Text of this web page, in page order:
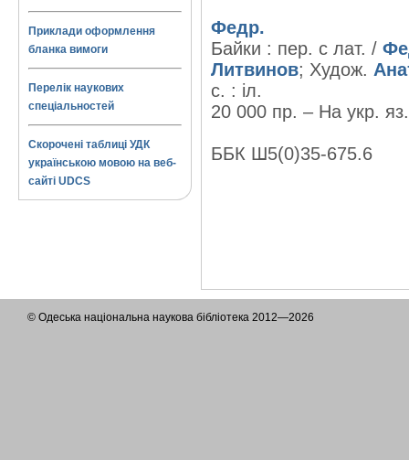
Приклади оформлення
бланка вимоги
Перелік наукових
спеціальностей
Скорочені таблиці УДК
українською мовою на веб-
сайті UDCS
Федр.
Байки : пер. с лат. /
Литвинов; Худож.
с. : іл.
20 000 пр. – На укр.
ББК Ш5(0)35-675.6
© Одеська національна наукова бібліотека 2012—2026